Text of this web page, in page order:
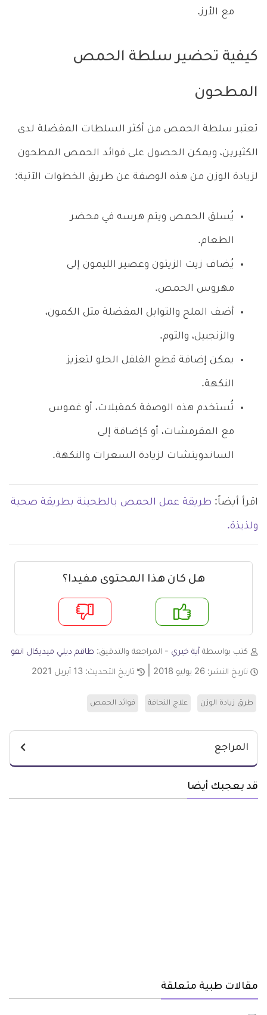
مع الأرز.
كيفية تحضير سلطة الحمص
المطحون
تعتبر سلطة الحمص من أكثر السلطات المفضلة لدى
الكثيرين، ويمكن الحصول على فوائد الحمص المطحون
لزيادة الوزن من هذه الوصفة عن طريق الخطوات الآتية:
يُسلق الحمص ويتم هرسه في محضر
الطعام.
يُضاف زيت الزيتون وعصير الليمون إلى
مهروس الحمص.
أضف الملح والتوابل المفضلة مثل الكمون،
والزنجبيل، والثوم.
يمكن إضافة قطع الفلفل الحلو لتعزيز
النكهة.
تُستخدم هذه الوصفة كمقبلات، أو غموس
مع المقرمشات، أو كإضافة إلى
الساندويتشات لزيادة السعرات والنكهة.
اقرأ أيضاً: طريقة عمل الحمص بالطحينة بطريقة صحية
ولذيذة.
هل كان هذا المحتوى مفيدا؟
لا
كتب بواسطة آية خيري - المراجعة والتدقيق: طاقم ديلي ميديكال انفو
تاريخ النشر: 26 يوليو 2018 تاريخ التحديث: 13 أبريل 2021
طرق زيادة الوزن علاج النحافة فوائد الحمص
المراجع
قد يعجبك أيضا
مقالات طبية متعلقة